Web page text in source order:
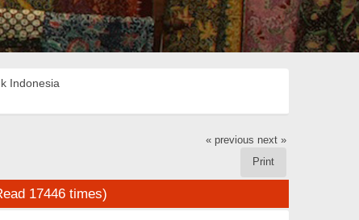
Indonesia
« previous next »
Print
17446 times)